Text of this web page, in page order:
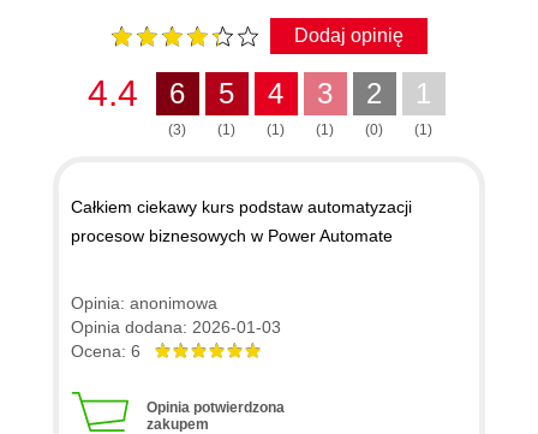
Dodaj opinię
4.4 6
(3)
5
(1)
4
(1)
3
(1)
2
(0)
1
(1)
Całkiem ciekawy kurs podstaw automatyzacji
procesow biznesowych w Power Automate
Opinia: anonimowa
Opinia dodana: 2026-01-03
Ocena: 6
Opinia potwierdzona
zakupem